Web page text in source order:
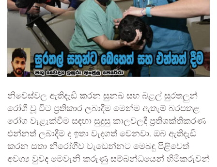
නිවෙස්වල ඇතිදැඩි කරන සුනඛ සහ බළල් සුරතලුන්
රෝගී වූ විට ප්‍රතිකාර ලබාදීම මෙන්ම ඇතැම් බරපතළ
රෝග වැළැක්වීම සඳහා සුදුසු කාලවලදී ප්‍රතිශක්තිකරණ
එන්නත් ලබාදීම ද ඉතා වැදගත් වෙනවා. ඔබ ඇතිදැඩි
කරන සතා නිරෝගීව වැඩෙන්නට මෙබඳු පිළිවෙත්
අවශ්‍ය වුවද මෙවැනි කරුණු සම්බන්ධයෙන් හිමිකරුවන්